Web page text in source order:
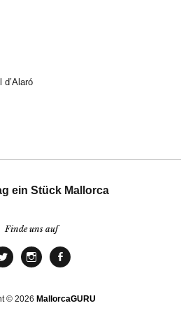
ein Stück Mallorca
Finde uns auf
© 2026 MallorcaGURU